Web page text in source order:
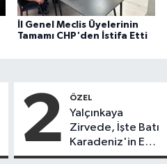
İl Genel Meclis Üyelerinin
Tamamı CHP'den İstifa Etti
2 ÖZEL
Yalçınkaya
Zirvede, İşte Batı
Karadeniz'in En
Başarılı Belediye